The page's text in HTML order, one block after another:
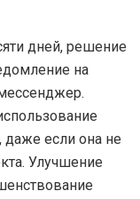
дней, решение
на
если она не
Улучшение